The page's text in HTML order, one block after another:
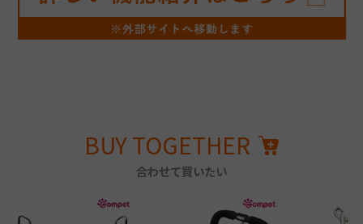
BUY TOGETHER
合わせて買いたい